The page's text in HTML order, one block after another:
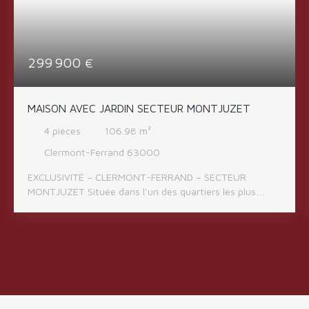
299 900 €
MAISON AVEC JARDIN SECTEUR MONTJUZET
4 pièces 106.98 m²
Clermont-Ferrand 63000
EXCLUSIVITÉ – CLERMONT-FERRAND – SECTEUR
MONTJUZET Située dans l'un des quartiers les plus
qu'une cuisine aménagée et entièrement équipée, prête